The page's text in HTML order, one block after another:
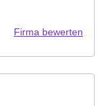
Firma bewerten